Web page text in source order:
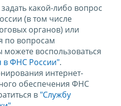
какой-либо вопрос
(в том числе
органов) или
по вопросам
воспользоваться
в ФНС России".
интернет-
обеспечения ФНС
в "Службу